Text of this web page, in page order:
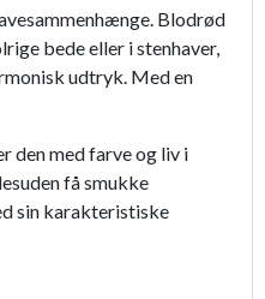
Blodrød
bede eller i stenhaver,
udtryk. Med en
den med farve og liv i
få smukke
sin karakteristiske